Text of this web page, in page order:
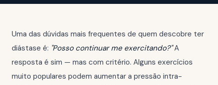
Uma das dúvidas mais frequentes de quem descobre ter
diástase é: "Posso continuar me exercitando?"A
resposta é sim — mas com critério. Alguns exercícios
muito populares podem aumentar a pressão intra-